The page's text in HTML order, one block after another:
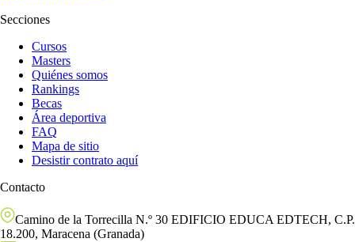
Secciones
Cursos
Masters
Quiénes somos
Rankings
Becas
Área deportiva
FAQ
Mapa de sitio
Desistir contrato aquí
Contacto
Camino de la Torrecilla N.º 30 EDIFICIO EDUCA EDTECH, C.P.
18.200, Maracena (Granada)